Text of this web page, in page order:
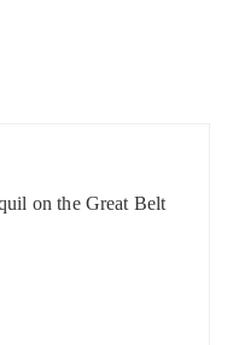
on the Great Belt